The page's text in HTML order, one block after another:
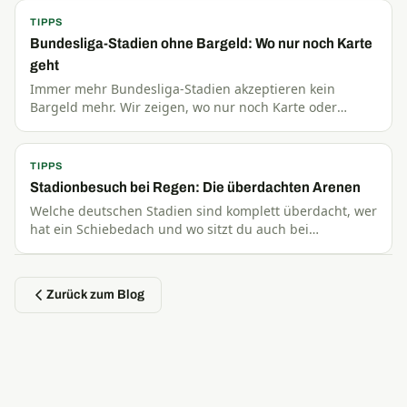
TIPPS
Bundesliga-Stadien ohne Bargeld: Wo nur noch Karte
geht
Immer mehr Bundesliga-Stadien akzeptieren kein
Bargeld mehr. Wir zeigen, wo nur noch Karte oder
TIPPS
Stadionbesuch bei Regen: Die überdachten Arenen
Welche deutschen Stadien sind komplett überdacht, wer
hat ein Schiebedach und wo sitzt du auch bei
Zurück zum Blog